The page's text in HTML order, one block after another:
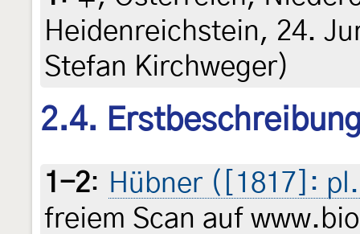
Heidenreichstein, 24.
Stefan Kirchweger)
2.4.
1-2: Hübner ([1817]:
freiem Scan auf